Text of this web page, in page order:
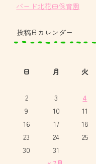
バード北花田保育園
投稿日カレンダー
日
月 火
2
3 4
9
10 11
16
17 18
23
24 25
30
31